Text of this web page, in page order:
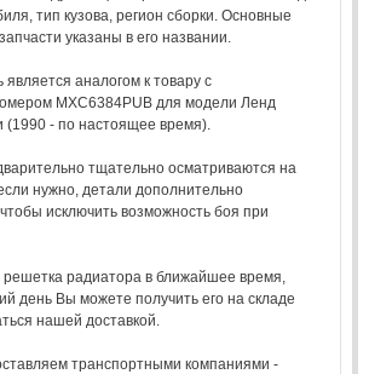
тип кузова, регион сборки. Основные
указаны в его названии.
является аналогом к товару с
MXC6384PUB для модели Ленд
(1990 - по настоящее время).
тщательно осматриваются на
нужно, детали дополнительно
исключить возможность боя при
решетка радиатора в ближайшее время,
день Вы можете получить его на складе
нашей доставкой.
транспортными компаниями -